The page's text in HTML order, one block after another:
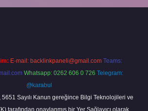
E-mail: backlinkpaneli@gmail.com Teams:
Whatsapp: 0262 606 0 726 Telegram:
@karabul
5651 Sayılı Kanun gereğince Bilgi Teknolojileri ve
tarafından onaylanmış bir Yer Sağlayıcı olarak